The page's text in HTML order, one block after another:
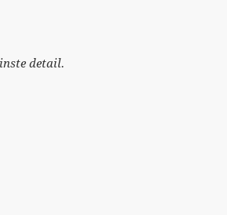
detail.